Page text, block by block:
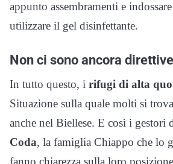
appunto assembramenti e
utilizzare il gel disinfettante.
Non ci sono ancora direttive
In tutto questo, i rifugi di alta
Situazione sulla quale molti si
anche nel Biellese. E così i gestori
Coda, la famiglia Chiappo che lo
fanno chiarezza sulla loro